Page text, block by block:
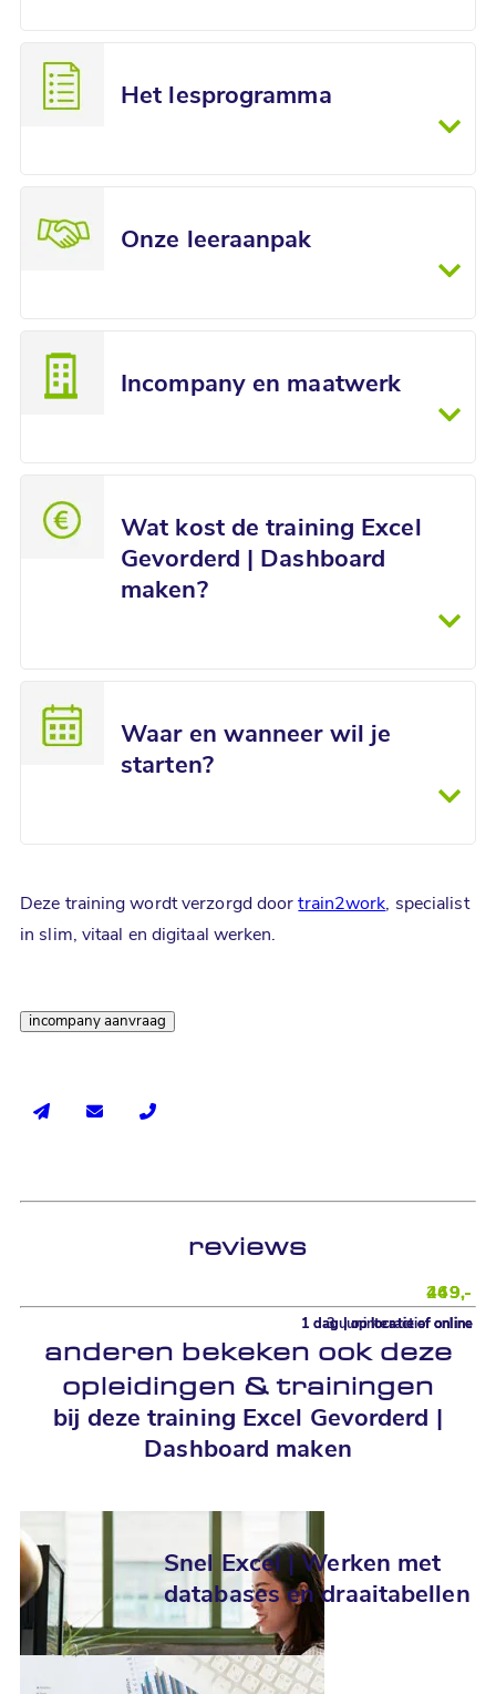
Het lesprogramma
Onze leeraanpak
Incompany en maatwerk
Wat kost de training Excel
Gevorderd | Dashboard
maken?
Waar en wanneer wil je
starten?
Deze training wordt verzorgd doortrain2work, specialist
in slim, vitaal en digitaal werken.
incompany aanvraag
reviews
anderen bekeken ook deze
opleidingen &trainingen
bij deze training Excel Gevorderd |
Dashboard maken
Snel Excel | Werken met
databases en draaitabellen
269,-
3 uur interactief online
449,-
1 dag | op locatie of online
449,-
1 dag | op locatie of online